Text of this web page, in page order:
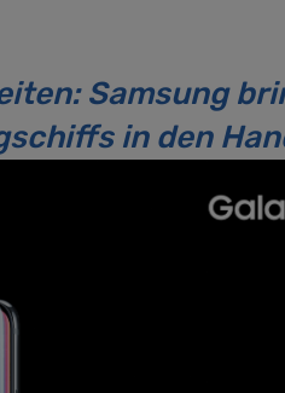
Samsung
in den